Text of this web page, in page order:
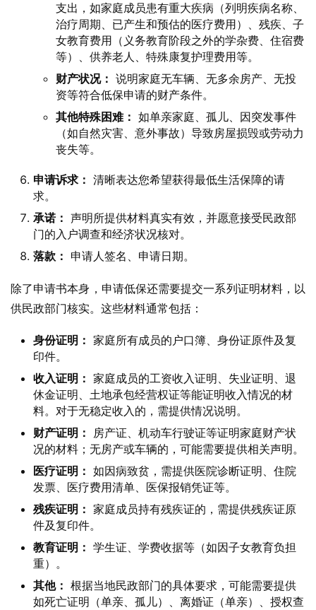
支出，如家庭成员患有重大疾病（列明疾病名称、
治疗周期、已产生和预估的医疗费用）、残疾、子
女教育费用（义务教育阶段之外的学杂费、住宿费
等）、供养老人、特殊康复护理费用等。
财产状况： 说明家庭无车辆、无多余房产、无投
资等符合低保申请的财产条件。
其他特殊困难： 如单亲家庭、孤儿、因突发事件
（如自然灾害、意外事故）导致房屋损毁或劳动力
丧失等。
申请诉求： 清晰表达您希望获得最低生活保障的请
求。
承诺： 声明所提供材料真实有效，并愿意接受民政部
门的入户调查和经济状况核对。
落款： 申请人签名、申请日期。
除了申请书本身，申请低保还需要提交一系列证明材料，以
供民政部门核实。这些材料通常包括：
身份证明： 家庭所有成员的户口簿、身份证原件及复
印件。
收入证明： 家庭成员的工资收入证明、失业证明、退
休金证明、土地承包经营权证等能证明收入情况的材
料。对于无稳定收入的，需提供情况说明。
财产证明： 房产证、机动车行驶证等证明家庭财产状
况的材料；无房产或车辆的，可能需要提供相关声明。
医疗证明： 如因病致贫，需提供医院诊断证明、住院
发票、医疗费用清单、医保报销凭证等。
残疾证明： 家庭成员持有残疾证的，需提供残疾证原
件及复印件。
教育证明： 学生证、学费收据等（如因子女教育负担
重）。
其他： 根据当地民政部门的具体要求，可能需要提供
如死亡证明（单亲、孤儿）、离婚证（单亲）、授权查